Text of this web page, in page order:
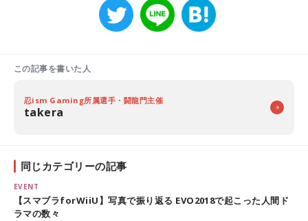
この記事を書いた人
忍ism Gaming所属選手・闘龍門主催
takera
同じカテゴリーの記事
EVENT
【スマブラforWiiU】写真で振り返る EVO2018で起こった人間ド
ラマの数々